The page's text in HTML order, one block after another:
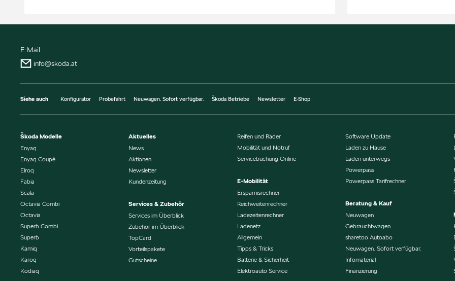
E-Mail
info@skoda.at
Siehe auch Konfigurator Probefahrt Neuwagen. Sofort verfügbar. Škoda Betriebe Newsletter E-Shop
Škoda Modelle
Enyaq
Enyaq Coupé
Elroq
Fabia
Scala
Octavia Combi
Octavia
Superb Combi
Superb
Kamiq
Karoq
Kodiaq
Aktuelles
News
Aktionen
Newsletter
Kundenzeitung
Services & Zubehör
Services im Überblick
Zubehör im Überblick
TopCard
Vorteilspakete
Gutscheine
Reifen und Räder
Mobilität und Notruf
Servicebuchung Online
E-Mobilität
Ersparnisrechner
Reichweitenrechner
Ladezeitenrechner
Ladenetz
Allgemein
Tipps & Tricks
Batterie & Sicherheit
Elektroauto Service
Software Update
Laden zu Hause
Laden unterwegs
Powerpass
Powerpass Tarifrechner
Beratung & Kauf
Neuwagen
Gebrauchtwagen
sharetoo Autoabo
Neuwagen. Sofort verfügbar.
Infomaterial
Finanzierung